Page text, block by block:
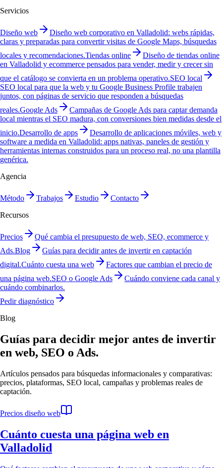
Servicios
Diseño web
Diseño web corporativo en Valladolid: webs rápidas,
claras y preparadas para convertir visitas de Google Maps, búsquedas
locales y recomendaciones.Tiendas online
Diseño de tiendas online
en Valladolid y ecommerce pensados para vender, medir y crecer sin
que el catálogo se convierta en un problema operativo.SEO local
SEO local para que la web y tu Google Business Profile trabajen
juntos, con páginas de servicio que responden a búsquedas
reales.Google Ads
Campañas de Google Ads para captar demanda
local mientras el SEO madura, con conversiones bien medidas desde el
inicio.Desarrollo de apps
Desarrollo de aplicaciones móviles, web y
software a medida en Valladolid: apps nativas, paneles de gestión y
herramientas internas construidos para un proceso real, no una plantilla
genérica.
Agencia
Método Trabajos Estudio
Contacto
Recursos
Precios
Qué cambia el presupuesto de web, SEO, ecommerce y
Ads.Blog
Guías para decidir antes de invertir en captación
digital.Cuánto cuesta una web
Factores que cambian el precio de
una página web.SEO o Google Ads
Cuándo conviene cada canal y
cuándo combinarlos.
Pedir diagnóstico
Blog
Guías para decidir mejor antes de invertir
en web, SEO o Ads.
Artículos pensados para búsquedas informacionales y comparativas:
precios, plataformas, SEO local, campañas y problemas reales de
captación.
Precios diseño web
Cuánto cuesta una página web en
Valladolid